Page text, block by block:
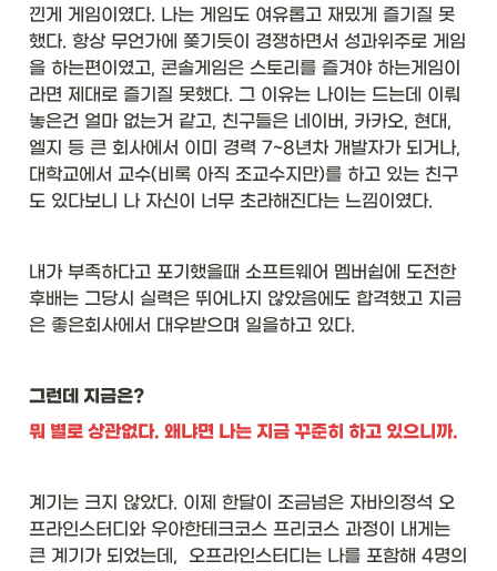
낀게 게임이였다. 나는 게임도 여유롭고 재밌게 즐기질 못
했다. 항상 무언가에 쫒기듯이 경쟁하면서 성과위주로 게임
을 하는편이였고, 콘솔게임은 스토리를 즐겨야 하는게임이
라면 제대로 즐기질 못했다. 그 이유는 나이는 드는데 이뤄
놓은건 얼마 없는거 같고, 친구들은 네이버, 카카오, 현대,
엘지 등 큰 회사에서 이미 경력 7~8년차 개발자가 되거나,
대학교에서 교수(비록 아직 조교수지만)를 하고 있는 친구
도 있다보니 나 자신이 너무 초라해진다는 느낌이였다.
내가 부족하다고 포기했을때 소프트웨어 멤버쉽에 도전한
후배는 그당시 실력은 뛰어나지 않았음에도 합격했고 지금
은 좋은회사에서 대우받으며 일을하고 있다.
그런데 지금은?
뭐 별로 상관없다. 왜냐면 나는 지금 꾸준히 하고 있으니까.
계기는 크지 않았다. 이제 한달이 조금넘은 자바의정석 오
프라인스터디와 우아한테크코스 프리코스 과정이 내게는
큰 계기가 되었는데,  오프라인스터디는 나를 포함해 4명의